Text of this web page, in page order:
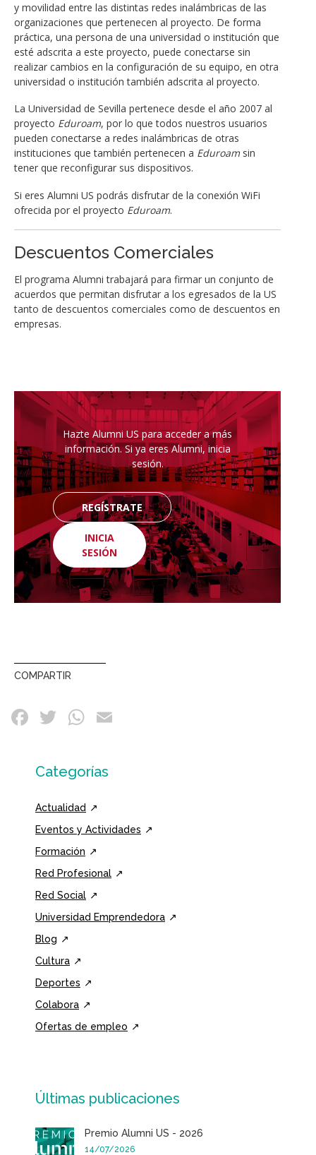
y movilidad entre las distintas redes inalámbricas de las
organizaciones que pertenecen al proyecto. De forma
práctica, una persona de una universidad o institución que
esté adscrita a este proyecto, puede conectarse sin
realizar cambios en la configuración de su equipo, en otra
universidad o institución también adscrita al proyecto.
La Universidad de Sevilla pertenece desde el año 2007 al
proyecto Eduroam, por lo que todos nuestros usuarios
pueden conectarse a redes inalámbricas de otras
instituciones que también pertenecen a Eduroam sin
tener que reconfigurar sus dispositivos.
Si eres Alumni US podrás disfrutar de la conexión WiFi
ofrecida por el proyecto Eduroam.
Descuentos Comerciales
El programa Alumni trabajará para firmar un conjunto de
acuerdos que permitan disfrutar a los egresados de la US
tanto de descuentos comerciales como de descuentos en
empresas.
Hazte Alumni US para acceder a más
información. Si ya eres Alumni, inicia
sesión.
REGÍSTRATE
INICIA
SESIÓN
COMPARTIR
Categorías
Actualidad
Eventos y Actividades
Formación
Red Profesional
Red Social
Universidad Emprendedora
Blog
Cultura
Deportes
Colabora
Ofertas de empleo
Últimas publicaciones
Premio Alumni US - 2026
14/07/2026